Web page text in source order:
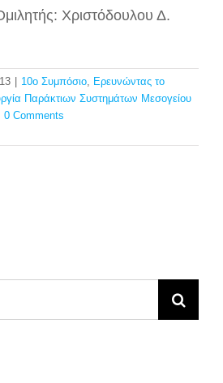
Χριστόδουλου Δ.
10ο Συμπόσιο, Ερευνώντας το
Παράκτιων Συστημάτων Μεσογείου
0 Comments